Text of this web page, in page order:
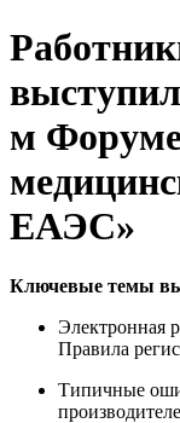
м
ЕАЭС»
Ключевые темы
Электронная
Правила
Типичные